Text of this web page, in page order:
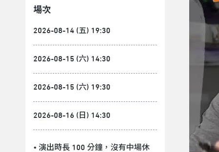
場次
2026-08-14 (五) 19:30
2026-08-15 (六) 14:30
2026-08-15 (六) 19:30
2026-08-16 (日) 14:30
• 演出時長 100 分鐘 ，沒有中場休